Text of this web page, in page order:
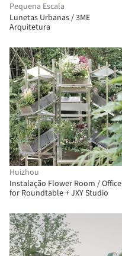
Pequena Escala
Lunetas Urbanas / 3ME
Arquitetura
Huizhou
Instalação Flower Room / Office
for Roundtable + JXY Studio